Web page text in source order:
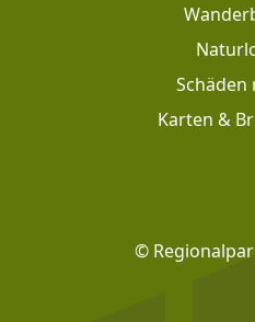
Schäden
Karten &
©